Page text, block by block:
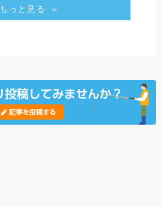
もっと見る